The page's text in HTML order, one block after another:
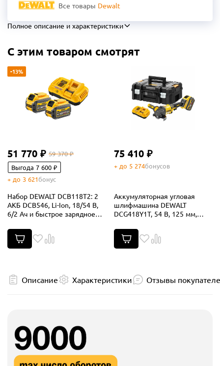
Все товары Dewalt
Полное описание и характеристики
С этим товаром смотрят
-13%
51 770 ₽ 59 370 ₽
Выгода 7 600 ₽
+ до 3 621бонус
Набор DEWALT DCB118T2: 2
АКБ DCB546, Li-Ion, 18/54 В,
6/2 Ач и быстрое зарядное
А (DCB118T2-QW)
75 410 ₽
+ до 5 274бонусов
Аккумуляторная угловая
шлифмашина DEWALT
DCG418Y1T, 54 В, 125 мм,
в кейсе TSTAK (DCG418Y1NT-
XJ)
Описание Характеристики Отзывы